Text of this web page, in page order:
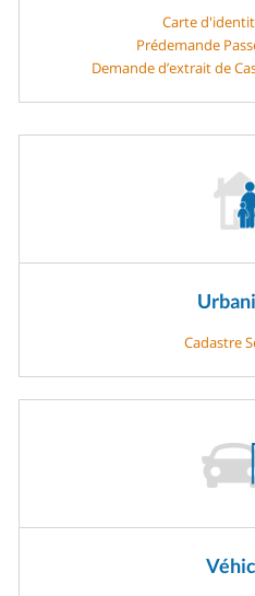
Carte
Prédemande
Demande d’extrait de
Cadastre